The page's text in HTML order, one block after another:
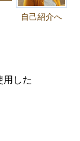
自己紹介へ
用した